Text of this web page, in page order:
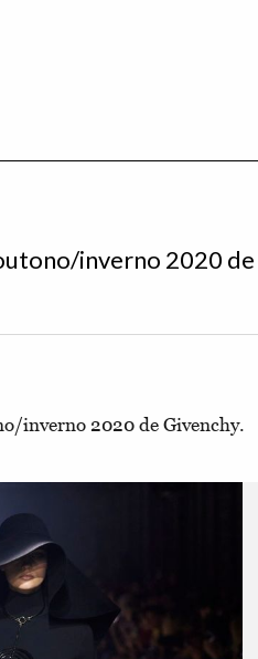
inverno 2020 de
inverno 2020 de Givenchy.